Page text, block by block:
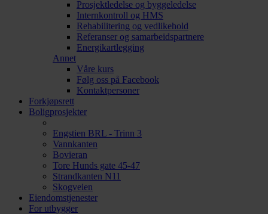
Prosjektledelse og byggeledelse
Internkontroll og HMS
Rehabilitering og vedlikehold
Referanser og samarbeidspartnere
Energikartlegging
Annet
Våre kurs
Følg oss på Facebook
Kontaktpersoner
Forkjøpsrett
Boligprosjekter
Engstien BRL - Trinn 3
Vannkanten
Bovieran
Tore Hunds gate 45-47
Strandkanten N11
Skogveien
Eiendomstjenester
For utbygger